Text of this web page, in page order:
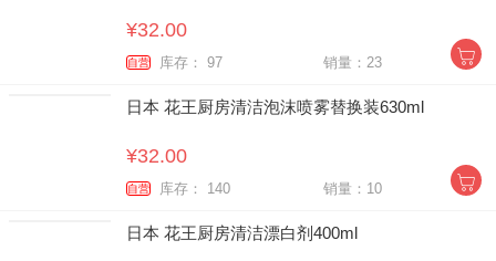
¥32.00
自营 库存： 97 销量：23
日本 花王厨房清洁泡沫喷雾替换装630ml
¥32.00
自营 库存： 140 销量：10
日本 花王厨房清洁漂白剂400ml